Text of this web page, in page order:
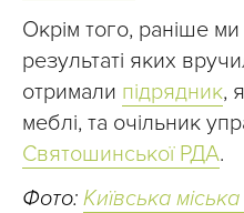
Окрім того, раніше
результаті яких
отримали підрядник,
меблі, та очільник
Святошинської РДА.
Фото: Київська